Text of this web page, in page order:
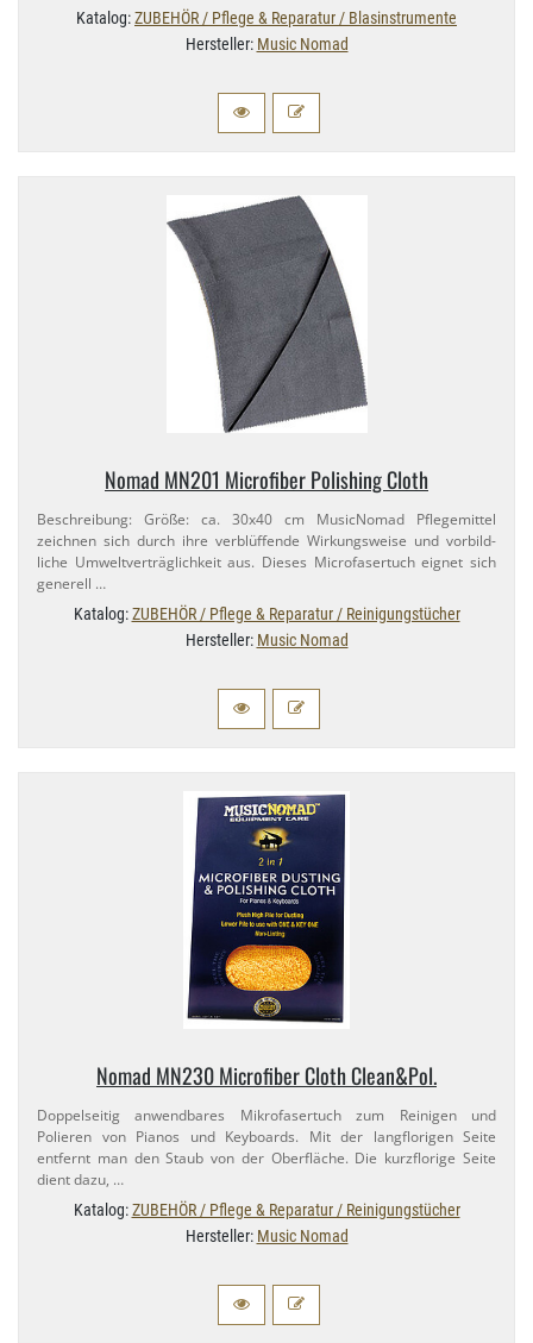
Katalog:ZUBEHÖR / Pflege & Reparatur / Blasinstrumente
Hersteller: Music Nomad
Nomad MN201 Microfiber Polishing Cloth
Beschreibung: Größe: ca. 30x40 cm MusicNomad Pflegemittel
zeichnen sich durch ihre verblüffende Wirkungsweise und vorbild-
liche Umweltverträglichkeit aus. Dieses Microfasertuch eignet sich
generell …
Katalog:ZUBEHÖR / Pflege & Reparatur / Reinigungstücher
Hersteller: Music Nomad
Nomad MN230 Microfiber Cloth Clean&Pol.
Doppelseitig anwendbares Mikrofasertuch zum Reinigen und
Polieren von Pianos und Keyboards. Mit der langflorigen Seite
entfernt man den Staub von der Oberfläche. Die kurzflorige Seite
dient dazu, …
Katalog:ZUBEHÖR / Pflege & Reparatur / Reinigungstücher
Hersteller: Music Nomad